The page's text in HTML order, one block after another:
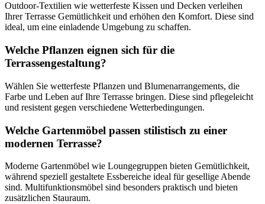
Outdoor-Textilien wie wetterfeste Kissen und Decken verleihen
Ihrer Terrasse Gemütlichkeit und erhöhen den Komfort. Diese sind
ideal, um eine einladende Umgebung zu schaffen.
Welche Pflanzen eignen sich für die
Terrassengestaltung?
Wählen Sie wetterfeste Pflanzen und Blumenarrangements, die
Farbe und Leben auf Ihre Terrasse bringen. Diese sind pflegeleicht
und resistent gegen verschiedene Wetterbedingungen.
Welche Gartenmöbel passen stilistisch zu einer
modernen Terrasse?
Moderne Gartenmöbel wie Loungegruppen bieten Gemütlichkeit,
während speziell gestaltete Essbereiche ideal für gesellige Abende
sind. Multifunktionsmöbel sind besonders praktisch und bieten
zusätzlichen Stauraum.